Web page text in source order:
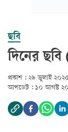
ছবি
দিনের
প্রকাশ : ২৯ জুলাই
আপডেট : ১০ আগস্ট